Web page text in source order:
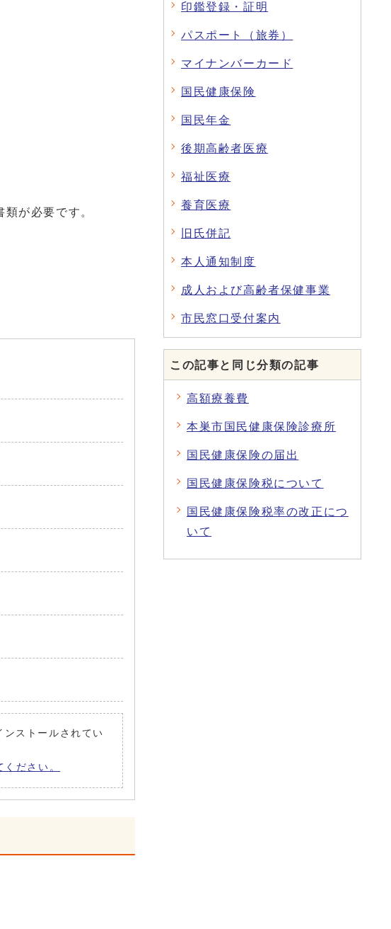
が必要です。
ストールされてい
ださい。
印鑑登録・証明
パスポート（旅券）
マイナンバーカード
国民健康保険
国民年金
後期高齢者医療
福祉医療
養育医療
旧氏併記
本人通知制度
成人および高齢者保健事業
市民窓口受付案内
この記事と同じ分類の記事
高額療養費
本巣市国民健康保険診療所
国民健康保険の届出
国民健康保険税について
国民健康保険税率の改正につ
いて